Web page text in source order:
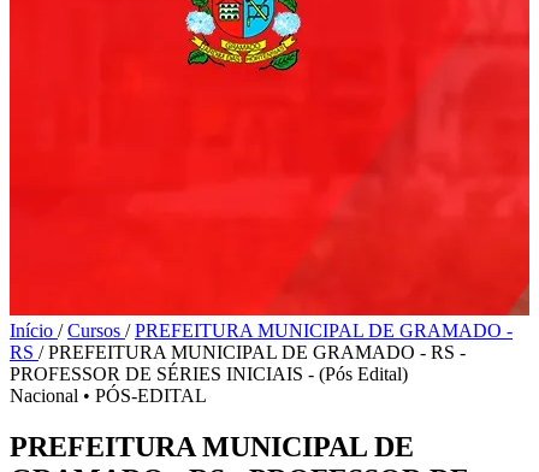
Início / Cursos / PREFEITURA MUNICIPAL DE GRAMADO -
RS / PREFEITURA MUNICIPAL DE GRAMADO - RS -
PROFESSOR DE SÉRIES INICIAIS - (Pós Edital)
Nacional • PÓS-EDITAL
PREFEITURA MUNICIPAL DE